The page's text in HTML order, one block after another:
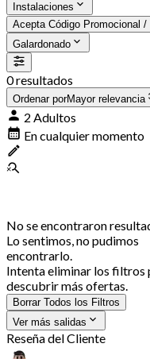
Instalaciones
Acepta Código Promocional /
Galardonado
0 resultados
Ordenar porMayor relevancia
2 Adultos
En cualquier momento
No se encontraron
Lo sentimos, no pudimos
encontrarlo.
Intenta eliminar los filtros
descubrir más ofertas.
Borrar Todos los Filtros
Ver más salidas
Reseña del Cliente